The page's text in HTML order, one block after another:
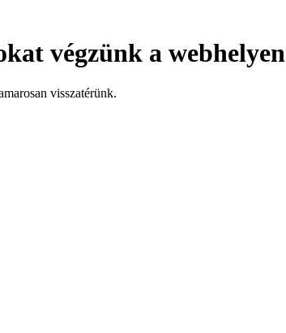
végzünk a webhelyen
visszatérünk.